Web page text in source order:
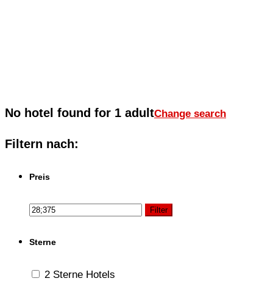
No hotel found for 1 adultChange search
Filtern nach:
Preis
Filter
Sterne
2 Sterne Hotels